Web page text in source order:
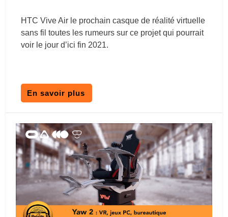
HTC Vive Air le prochain casque de réalité virtuelle
sans fil toutes les rumeurs sur ce projet qui pourrait
voir le jour d’ici fin 2021.
En savoir plus